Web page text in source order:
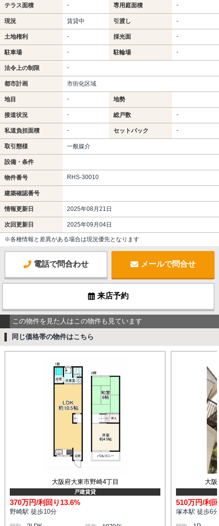
テラス面積 - 専用庭面積 -
現況 賃貸中 引渡し -
土地権利 - 採光面 -
駐車場 - 駐輪場 -
法令上の制限 -
都市計画 市街化区域
地目 - 地勢
接道状況 - 総戸数 -
私道負担面積 - セットバック -
取引態様 一般媒介
設備・条件
物件番号 RHS-30010
建築確認番号
情報更新日 2025年08月21日
次回更新日 2025年09月04日
※各種情報と差異がある場合は現況優先となります
電話で問合わせ メールで問合せ
来店予約
この物件を見た人はこの物件も見ています
同じ価格帯の物件はこちら
大阪府大東市野崎4丁目
戸建賃貸
370万円/利回り13.6%
野崎駅 徒歩10分
大
510万円/利
塚本駅 徒歩6分